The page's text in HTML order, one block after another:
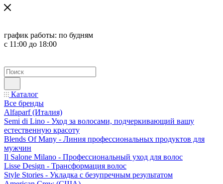
график работы: по будням
с 11:00 до 18:00
Каталог
Все бренды
Alfaparf (Италия)
Semi di Lino - Уход за волосами, подчеркивающий вашу
естественную красоту
Blends Of Many - Линия профессиональных продуктов для
мужчин
Il Salone Milano - Профессиональный уход для волос
Lisse Design - Трансформация волос
Style Stories - Укладка с безупречным результатом